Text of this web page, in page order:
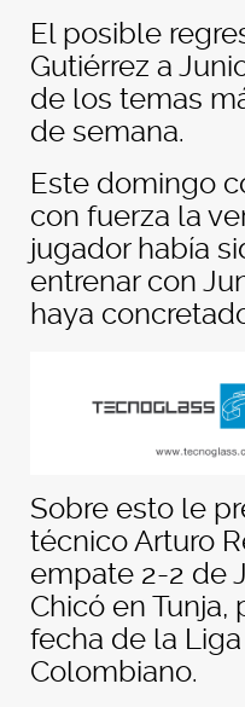
El posible
Gutiérrez a
de los temas
de semana.
Este domingo
con fuerza la
jugador había
entrenar con
haya
Sobre esto le
técnico Arturo
empate 2-2 de
Chicó en Tunja,
fecha de la
Colombiano.